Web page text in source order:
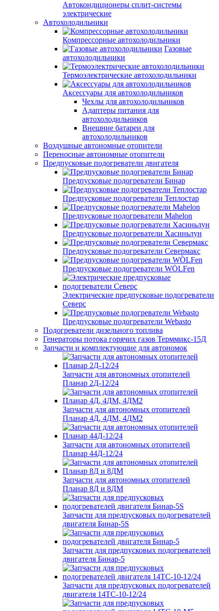
Автокондиционеры сплит-системы
электрические
Автохолодильники
Компрессорные автохолодильники
Газовые
автохолодильники
Термоэлектрические автохолодильники
Аксессуары для автохолодильников
Чехлы для автохолодильников
Адаптеры питания для
автохолодильников
Внешние батареи для
автохолодильников
Воздушные автономные отопители
Переносные автономные отопители
Предпусковые подогреватели двигателя
Предпусковые подогреватели Бинар
Предпусковые подогреватели Теплостар
Предпусковые подогреватели Mahelon
Предпусковые подогреватели Хасиньлун
Предпусковые подогреватели Севермакс
Предпусковые подогреватели WÖLFen
Электрические предпусковые подогреватели
Северс
Предпусковые подогреватели Webasto
Подогреватели дизельного топлива
Генераторы потока горячих газов Терммикс-15Д
Запчасти и комплектующие для автономок
Запчасти для автономных отопителей
Планар 2Д-12/24
Запчасти для автономных отопителей
Планар 4Д, 4ДМ, 4ДМ2
Запчасти для автономных отопителей
Планар 44Д-12/24
Запчасти для автономных отопителей
Планар 8Д и 8ДМ
Запчасти для предпусковых подогревателей
двигателя Бинар-5S
Запчасти для предпусковых подогревателей
двигателя Бинар-5
Запчасти для предпусковых подогревателей
двигателя 14ТС-10-12/24